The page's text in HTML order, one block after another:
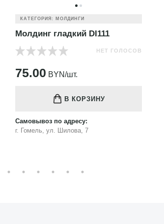
КАТЕГОРИЯ: МОЛДИНГИ
Молдинг гладкий DI111
НЕТ ГОЛОСОВ
75.00 BYN/шт.
В КОРЗИНУ
Самовывоз по адресу:
г. Гомель, ул. Шилова, 7